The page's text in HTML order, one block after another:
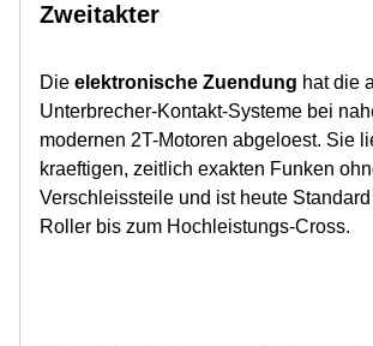
Zweitakter
Die elektronische Zuendung hat die
Unterbrecher-Kontakt-Systeme bei
modernen 2T-Motoren abgeloest. Sie
kraeftigen, zeitlich exakten Funken
Verschleissteile und ist heute
Roller bis zum Hochleistungs-Cross.